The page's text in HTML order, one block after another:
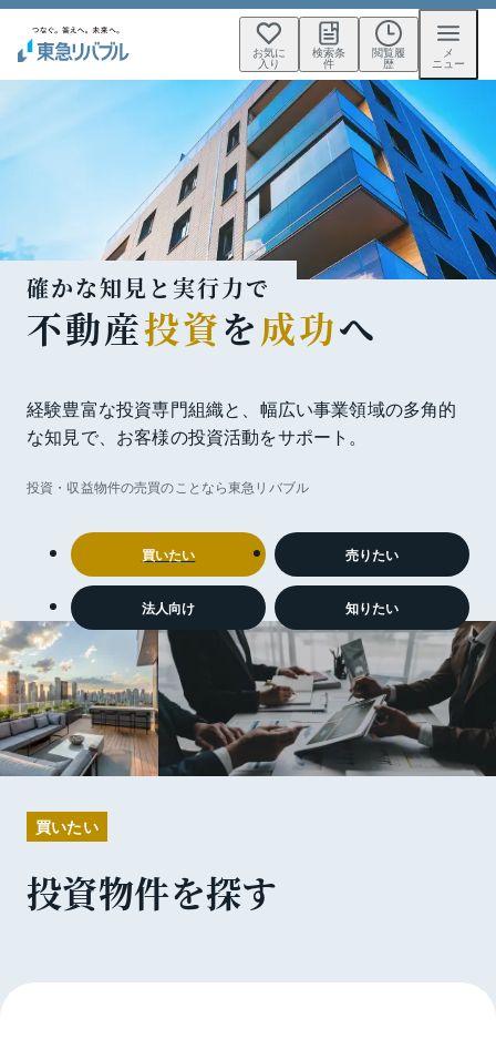
お気に
入り
検索条
件
閲覧履
歴
メ
ニュー
確かな知見と実行力で
不動産投資を 成功へ
経験豊富な投資専門組織と、 幅広い事業領域の多角的
な知見で、お客様の投資活動をサポート。
投資・収益物件の売買のことなら東急リバブル
買いたい 売りたい
法人向け 知りたい
買いたい
投資物件を探す